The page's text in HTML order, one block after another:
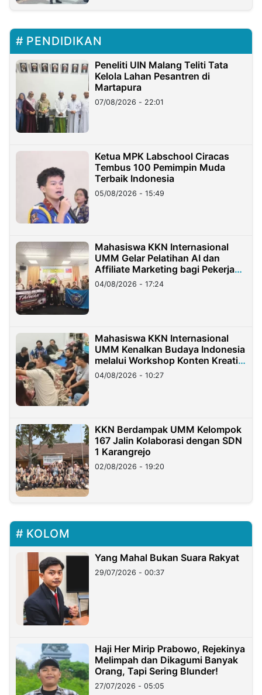
PENDIDIKAN
Peneliti UIN Malang Teliti Tata
Kelola Lahan Pesantren di
Martapura
07/08/2026 - 22:01
Ketua MPK Labschool Ciracas
Tembus 100 Pemimpin Muda
Terbaik Indonesia
05/08/2026 - 15:49
Mahasiswa KKN Internasional
UMM Gelar Pelatihan AI dan
Affiliate Marketing bagi Pekerja
Migran Indonesia di Taiwan
04/08/2026 - 17:24
Mahasiswa KKN Internasional
UMM Kenalkan Budaya Indonesia
melalui Workshop Konten Kreatif
di Taiwan
04/08/2026 - 10:27
KKN Berdampak UMM Kelompok
167 Jalin Kolaborasi dengan SDN
1 Karangrejo
02/08/2026 - 19:20
KOLOM
Yang Mahal Bukan Suara Rakyat
29/07/2026 - 00:37
Haji Her Mirip Prabowo, Rejekinya
Melimpah dan Dikagumi Banyak
Orang, Tapi Sering Blunder!
27/07/2026 - 05:05